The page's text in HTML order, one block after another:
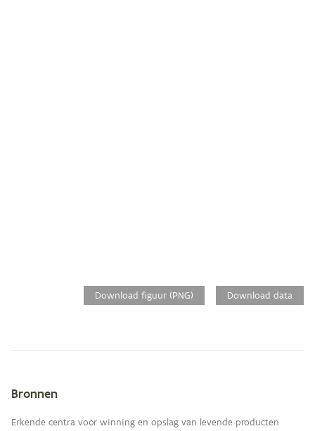
Download figuur (PNG) Download data
Metagegevens
Bronnen
Erkende centra voor winning en opslag van levende producten